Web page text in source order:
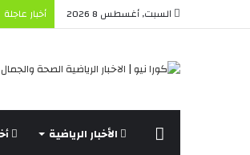
السبت, أغسطس 8 2026 أخبار عاجلة
الرئيسة الأخبار الرياضية